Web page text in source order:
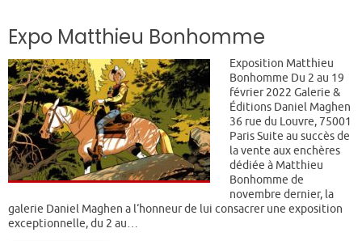
Expo Matthieu Bonhomme
Exposition Matthieu
Bonhomme Du 2 au 19
février 2022 Galerie &
Éditions Daniel Maghen
36 rue du Louvre, 75001
Paris Suite au succès de
la vente aux enchères
dédiée à Matthieu
Bonhomme de
novembre dernier, la
galerie Daniel Maghen a l‘honneur de lui consacrer une exposition
exceptionnelle, du 2 au…